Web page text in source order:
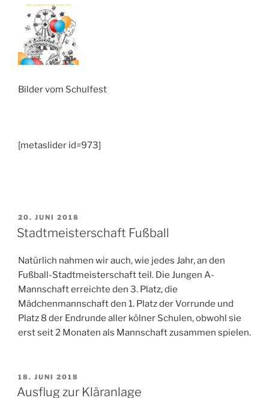
Bilder vom Schulfest
[metaslider id=973]
VERÖFFENTLICHT
AM
20. JUNI 2018
Stadtmeisterschaft Fußball
Natürlich nahmen wir auch, wie jedes Jahr, an den
Fußball-Stadtmeisterschaft teil. Die Jungen A-
Mannschaft erreichte den 3. Platz, die
Mädchenmannschaft den 1. Platz der Vorrunde und
Platz 8 der Endrunde aller kölner Schulen, obwohl sie
erst seit 2 Monaten als Mannschaft zusammen spielen.
VERÖFFENTLICHT
AM
18. JUNI 2018
Ausflug zur Kläranlage